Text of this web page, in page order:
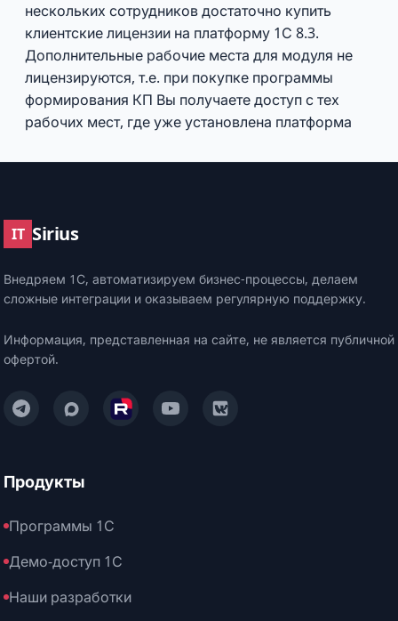
нескольких сотрудников достаточно купить
клиентские лицензии на платформу 1С 8.3.
Дополнительные рабочие места для модуля не
лицензируются, т.е. при покупке программы
формирования КП Вы получаете доступ с тех
рабочих мест, где уже установлена платформа
IT Sirius
Внедряем 1С, автоматизируем бизнес-процессы, делаем
сложные интеграции и оказываем регулярную поддержку.
Информация, представленная на сайте, не является публичной
офертой.
Написать нам в Telegram
Написать нам в Max
Смотреть нас на Rutube
Смотреть нас на YouTube
Читать нас на VK
Продукты
Программы 1С
Демо-доступ 1С
Наши разработки